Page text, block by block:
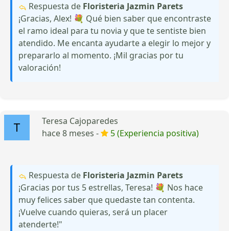
Respuesta de Floristeria Jazmin Parets
¡Gracias, Alex! 💐 Qué bien saber que encontraste
el ramo ideal para tu novia y que te sentiste bien
atendido. Me encanta ayudarte a elegir lo mejor y
prepararlo al momento. ¡Mil gracias por tu
valoración!
Teresa Cajoparedes
hace 8 meses -
5 (Experiencia positiva)
Respuesta de Floristeria Jazmin Parets
¡Gracias por tus 5 estrellas, Teresa! 💐 Nos hace
muy felices saber que quedaste tan contenta.
¡Vuelve cuando quieras, será un placer
atenderte!"